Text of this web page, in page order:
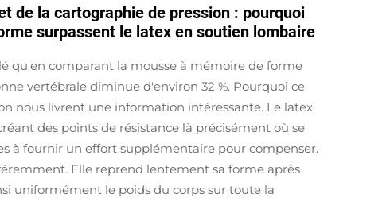
de la cartographie de pression : pourquoi
surpassent le latex en soutien lombaire
qu'en comparant la mousse à mémoire de forme
vertébrale diminue d'environ 32 %. Pourquoi ce
nous livrent une information intéressante. Le latex
des points de résistance là précisément où se
à fournir un effort supplémentaire pour compenser.
Elle reprend lentement sa forme après
uniformément le poids du corps sur toute la